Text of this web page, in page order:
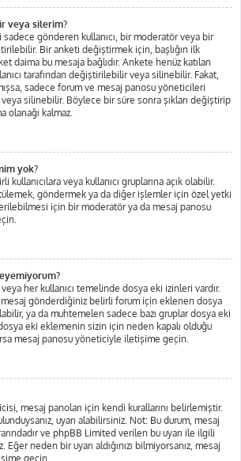
veya silerim?
gönderen kullanıcı, bir moderatör veya bir
Bir anketi değiştirmek için, başlığın ilk
daima bu mesaja bağlıdır. Ankete henüz katılan
tarafından değiştirilebilir veya silinebilir. Fakat,
sadece forum ve mesaj panosu yöneticileri
silinebilir. Böylece bir süre sonra şıkları değiştirip
olanağı kalmaz.
yok?
kullanıcılara veya kullanıcı gruplarına açık olabilir.
göndermek ya da diğer işlemler için özel yetki
için bir moderatör ya da mesaj panosu
her kullanıcı temelinde dosya eki izinleri vardır.
gönderdiğiniz belirli forum için eklenen dosya
ya da muhtemelen sadece bazı gruplar dosya eki
eki eklemenin sizin için neden kapalı olduğu
mesaj panosu yöneticiyle iletişime geçin.
mesaj panoları için kendi kurallarını belirlemiştir.
uyarı alabilirsiniz. Not: Bu durum, mesaj
ve phpBB Limited verilen bu uyarı ile ilgili
neden bir uyarı aldığınızı bilmiyorsanız, mesaj
geçin.